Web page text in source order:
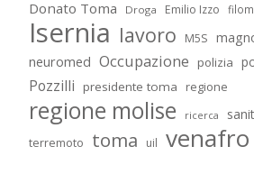
Donato Toma Droga Emilio Izzo
Isernia lavoro M5S
neuromed Occupazione polizia
Pozzilli presidente toma regione
regione molise ricerca
terremoto toma uil venafro